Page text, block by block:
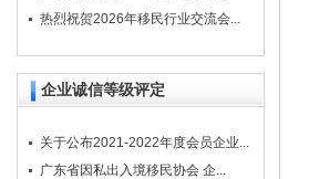
热烈祝贺2026年移民行业交流会...
企业诚信等级评定
关于公布2021-2022年度会员企业...
广东省因私出入境移民协会 企...